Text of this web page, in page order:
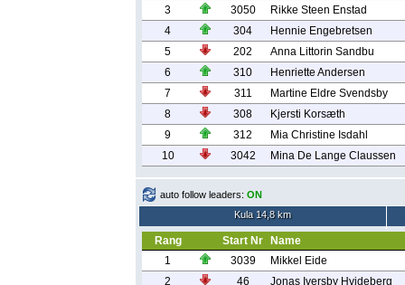
3
3050
Rikke Steen Enstad
4
304
Hennie Engebretsen
5
202
Anna Littorin Sandbu
6
310
Henriette Andersen
7
311
Martine Eldre Svendsby
8
308
Kjersti Korsæth
9
312
Mia Christine Isdahl
10
3042 Mina De Lange Claussen
auto follow leaders: ON
Kula 14,8 km
Rang Start Nr
Name
1
3039
Mikkel Eide
2
46
Jonas Iversby Hvideberg